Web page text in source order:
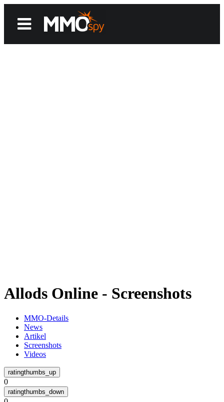
Allods Online - Screenshots
MMO-Details
News
Artikel
Screenshots
Videos
0